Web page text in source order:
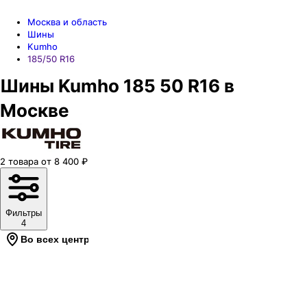
Москва и область
Шины
Kumho
185/50 R16
Шины Kumho 185 50 R16 в
Москве
2 товара от 8 400 ₽
Фильтры
4
Во всех центрах